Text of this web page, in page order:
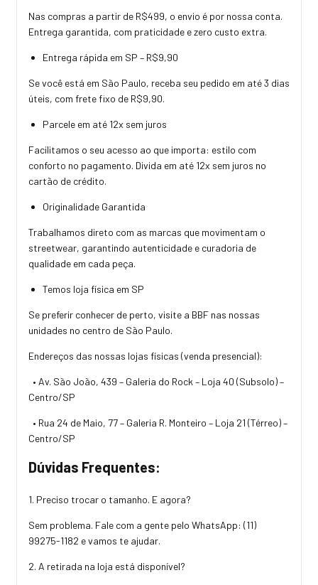
Nas compras a partir de R$499, o envio é por nossa conta.
Entrega garantida, com praticidade e zero custo extra.
Entrega rápida em SP – R$9,90
Se você está em São Paulo, receba seu pedido em até 3 dias
úteis, com frete fixo de R$9,90.
Parcele em até 12x sem juros
Facilitamos o seu acesso ao que importa: estilo com
conforto no pagamento. Divida em até 12x sem juros no
cartão de crédito.
Originalidade Garantida
Trabalhamos direto com as marcas que movimentam o
streetwear, garantindo autenticidade e curadoria de
qualidade em cada peça.
Temos loja física em SP
Se preferir conhecer de perto, visite a BBF nas nossas
unidades no centro de São Paulo.
Endereços das nossas lojas físicas (venda presencial):
• Av. São João, 439 – Galeria do Rock – Loja 40 (Subsolo) –
Centro/SP
• Rua 24 de Maio, 77 – Galeria R. Monteiro – Loja 21 (Térreo) –
Centro/SP
Dúvidas Frequentes:
1. Preciso trocar o tamanho. E agora?
Sem problema. Fale com a gente pelo WhatsApp: (11)
99275-1182 e vamos te ajudar.
2. A retirada na loja está disponível?